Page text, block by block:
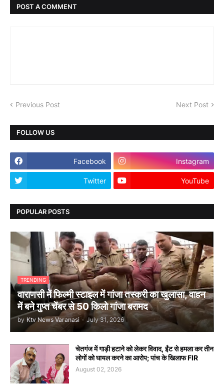
POST A COMMENT
Previous Post Next Post
FOLLOW US
Facebook Instagram
Twitter YouTube
POPULAR POSTS
TRENDING
वाराणसी में फिल्मी स्टाइल में गांजा तस्करी का खुलासा, वाहन
में बने गुप्त चेंबर से 50 किलो गांजा बरामद
by Ktv News Varanasi - July 31, 2026
चेतगंज में गाड़ी हटाने को लेकर विवाद, ईंट से हमला कर तीन
लोगों को घायल करने का आरोप; पांच के खिलाफ FIR
August 02, 2026